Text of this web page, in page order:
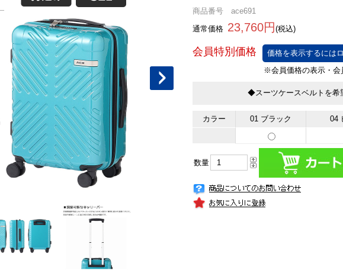
商品番号 ace691
通常価格 23,760円 (税込)
価格を表示するには
◆スーツケースベルトを
カラー 01 ブラック 04
数量